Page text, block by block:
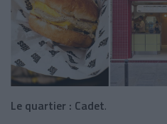
Le quartier : Cadet.